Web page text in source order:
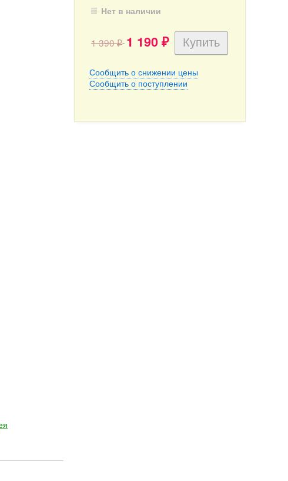
Нет в наличии
1 390₽ 1 190 ₽
Сообщить о снижении цены
Сообщить о поступлении